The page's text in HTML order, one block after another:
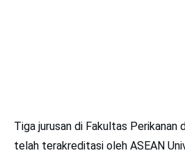
Tiga jurusan di Fakultas Perikanan
telah terakreditasi oleh ASEAN